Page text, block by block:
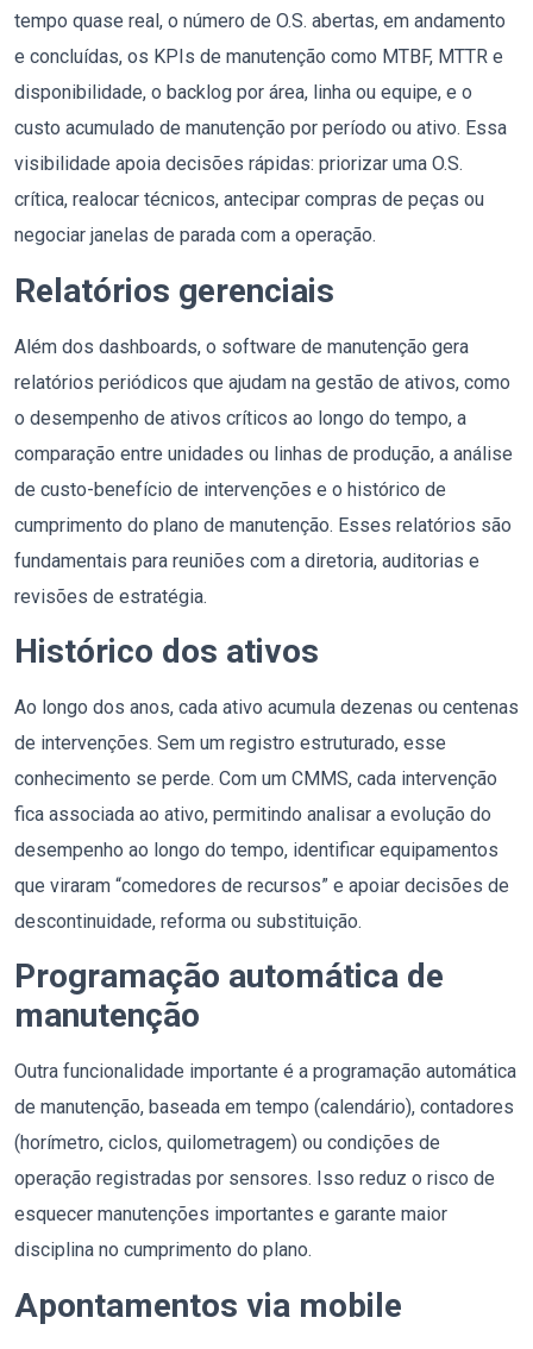
tempo quase real, o número de O.S. abertas, em andamento
e concluídas, os KPIs de manutenção como MTBF, MTTR e
disponibilidade, o backlog por área, linha ou equipe, e o
custo acumulado de manutenção por período ou ativo. Essa
visibilidade apoia decisões rápidas: priorizar uma O.S.
crítica, realocar técnicos, antecipar compras de peças ou
negociar janelas de parada com a operação.
Relatórios gerenciais
Além dos dashboards, o software de manutenção gera
relatórios periódicos que ajudam na gestão de ativos, como
o desempenho de ativos críticos ao longo do tempo, a
comparação entre unidades ou linhas de produção, a análise
de custo-benefício de intervenções e o histórico de
cumprimento do plano de manutenção. Esses relatórios são
fundamentais para reuniões com a diretoria, auditorias e
revisões de estratégia.
Histórico dos ativos
Ao longo dos anos, cada ativo acumula dezenas ou centenas
de intervenções. Sem um registro estruturado, esse
conhecimento se perde. Com um CMMS, cada intervenção
fica associada ao ativo, permitindo analisar a evolução do
desempenho ao longo do tempo, identificar equipamentos
que viraram “comedores de recursos” e apoiar decisões de
descontinuidade, reforma ou substituição.
Programação automática de
manutenção
Outra funcionalidade importante é a programação automática
de manutenção, baseada em tempo (calendário), contadores
(horímetro, ciclos, quilometragem) ou condições de
operação registradas por sensores. Isso reduz o risco de
esquecer manutenções importantes e garante maior
disciplina no cumprimento do plano.
Apontamentos via mobile